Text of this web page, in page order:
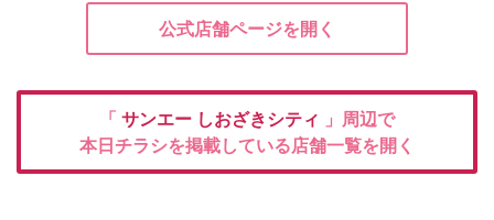
公式店舗ページを開く
「 サンエー しおざきシティ 」周辺で
本日チラシを掲載している店舗一覧を開く